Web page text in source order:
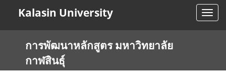
Kalasin University
การพัฒนาหลักสูตร มหาวิทยาลัย
กาฬสินธุ์